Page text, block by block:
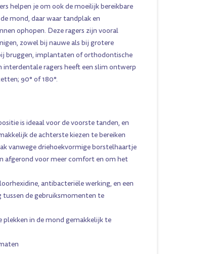
helpen je om ook de moeilijk bereikbare
mond, daar waar tandplak en
ophopen. Deze ragers zijn vooral
zowel bij nauwe als bij grotere
bruggen, implantaten of orthodontische
ragers heeft een slim ontwerp
90° of 180°.
is ideaal voor de voorste tanden, en
de achterste kiezen te bereiken
vanwege driehoekvormige borstelhaartje
afgerond voor meer comfort en om het
antibacteriële werking, en een
de gebruiksmomenten te
in de mond gemakkelijk te